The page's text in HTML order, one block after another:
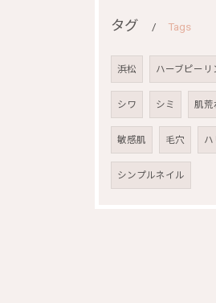
タグ Tags
浜松 ハーブピーリ
シワ シミ 肌荒
敏感肌 毛穴 ハ
シンプルネイル